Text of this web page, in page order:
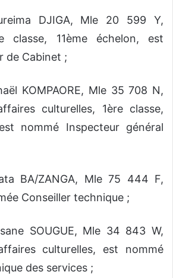
DJIGA, Mle 20 599 Y,
classe, 11ème échelon, est
de Cabinet ;
KOMPAORE, Mle 35 708 N,
culturelles, 1ère classe,
nommé Inspecteur général
BA/ZANGA, Mle 75 444 F,
Conseiller technique ;
SOUGUE, Mle 34 843 W,
culturelles, est nommé
des services ;